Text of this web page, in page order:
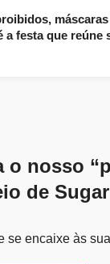
a festa que reúne
o nosso
de
se encaixe às